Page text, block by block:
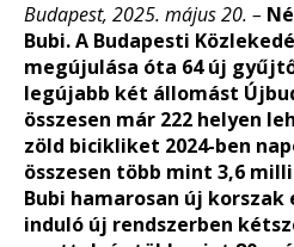
Budapest, 2025. május 20. –
Bubi. A Budapesti
megújulása óta 64 új
legújabb két állomást
összesen már 222 helyen
zöld bicikliket 2024-ben
összesen több mint 3,6
Bubi hamarosan új korszak
induló új rendszerben